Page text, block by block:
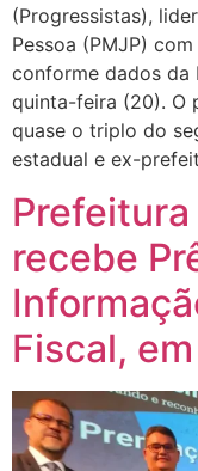
(Progressistas),
Pessoa (PMJP)
conforme dados da
quinta-feira (20). O
quase o triplo do
estadual e ex-
recebe
Fiscal,